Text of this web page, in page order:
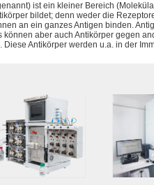
ist ein kleiner Bereich
bildet; denn weder die
an ein ganzes Antigen binden.
können aber auch Antikörper gegen
Diese Antikörper werden u.a. in der